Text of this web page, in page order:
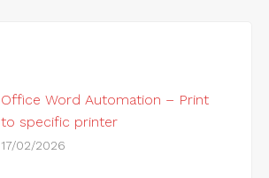
Office Word Automation – Print
to specific printer
17/02/2026